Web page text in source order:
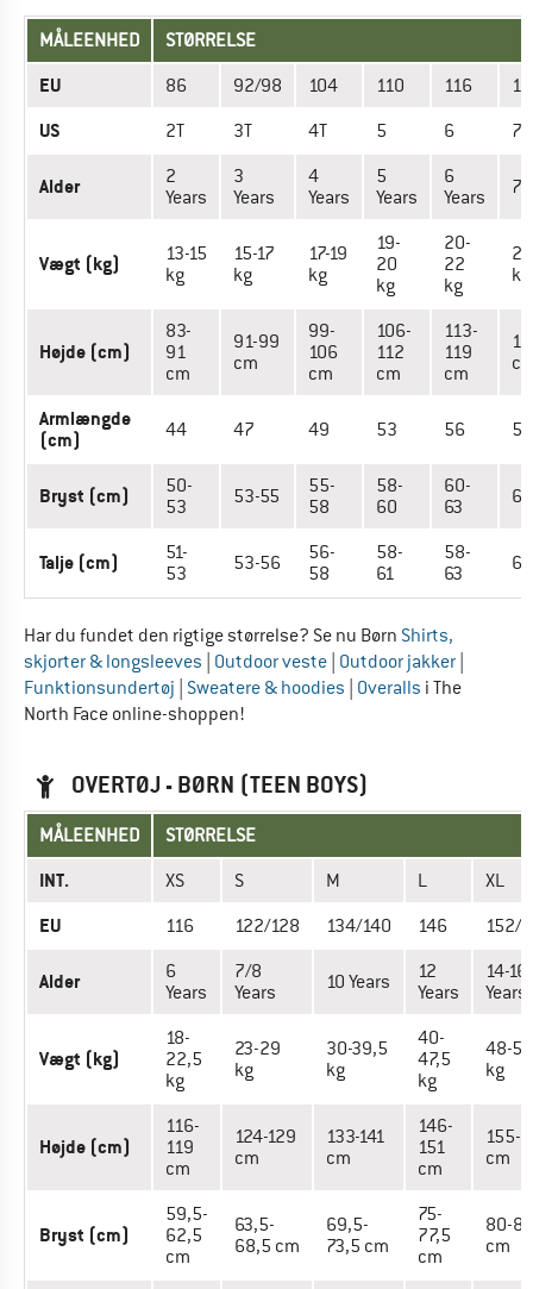
MÅLEENHED STØRRELSE
EU 86 92/98 104 110 116
US 2T 3T 4T 5 6 7
Alder
2
Years
3
Years
4
Years
5
Years
6
Years
7
Vægt (kg)
13-15
kg
15-17
kg
17-19
kg
19-
20
kg
20-
22
kg
kg
Højde (cm)
83-
91
cm
91-99
cm
99-
106
cm
106-
112
cm
113-
119
cm
Armlængde
(cm)
44 47 49 53 56 58
Bryst (cm)
50-
53
53-55
55-
58
58-
60
60-
63
Talje (cm)
51-
53
53-56
56-
58
58-
61
58-
63
Har du fundet den rigtige størrelse? Se nu Børn Shirts,
skjorter & longsleeves Outdoor veste Outdoor jakker
Funktionsundertøj Sweatere & hoodies Overalls i The
North Face online-shoppen!
OVERTØJ - BØRN (TEEN BOYS)
MÅLEENHED STØRRELSE
INT. XS S M L XL
EU 116 122/128 134/140 146 152/
Alder
6
Years
7/8
Years
10 Years
12
Years
14-16
Years
Vægt (kg)
18-
22,5
kg
23-29
kg
30-39,5
kg
40-
47,5
kg
48-
kg
Højde (cm)
116-
119
cm
124-129
cm
133-141
cm
146-
151
cm
155-
cm
Bryst (cm)
59,5-
62,5
cm
63,5-
68,5 cm
69,5-
73,5 cm
75-
77,5
cm
80-85
cm